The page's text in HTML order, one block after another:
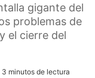
gigante del
problemas de
el cierre del
3 minutos de lectura